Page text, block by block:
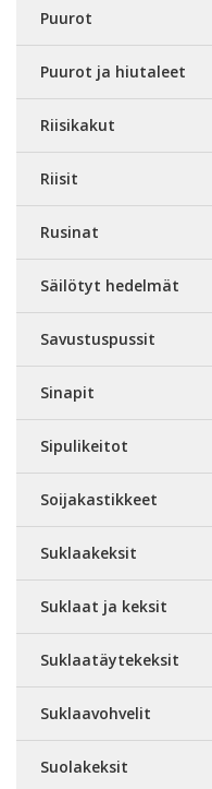
Puurot
Puurot ja hiutaleet
Riisikakut
Riisit
Rusinat
Säilötyt hedelmät
Savustuspussit
Sinapit
Sipulikeitot
Soijakastikkeet
Suklaakeksit
Suklaat ja keksit
Suklaatäytekeksit
Suklaavohvelit
Suolakeksit